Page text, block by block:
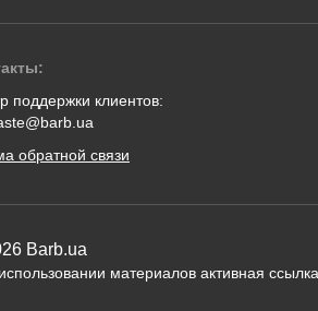
поддержки клиентов:
обратной связи
Barb.ua
материалов активная